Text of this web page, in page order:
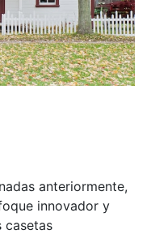
anteriormente,
innovador y
casetas